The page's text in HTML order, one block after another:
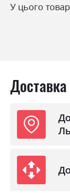
Колір (Корпус):
У цього
Доставка